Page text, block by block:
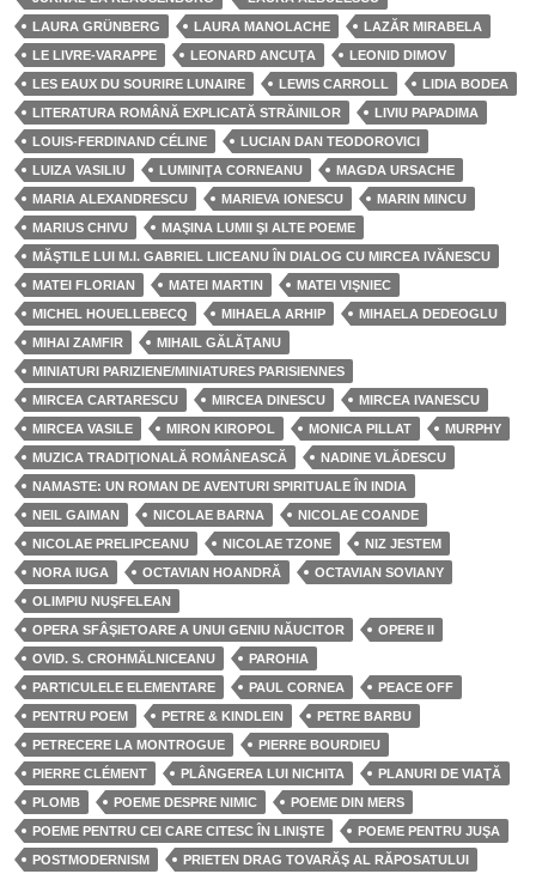
LAURA GRÜNBERG
LAURA MANOLACHE
LAZĂR MIRABELA
LE LIVRE-VARAPPE
LEONARD ANCUŢA
LEONID DIMOV
LES EAUX DU SOURIRE LUNAIRE
LEWIS CARROLL
LIDIA BODEA
LITERATURA ROMÂNĂ EXPLICATĂ STRĂINILOR
LIVIU PAPADIMA
LOUIS-FERDINAND CÉLINE
LUCIAN DAN TEODOROVICI
LUIZA VASILIU
LUMINIŢA CORNEANU
MAGDA URSACHE
MARIA ALEXANDRESCU
MARIEVA IONESCU
MARIN MINCU
MARIUS CHIVU
MAŞINA LUMII ŞI ALTE POEME
MĂŞTILE LUI M.I. GABRIEL LIICEANU ÎN DIALOG CU MIRCEA IVĂNESCU
MATEI FLORIAN
MATEI MARTIN
MATEI VIŞNIEC
MICHEL HOUELLEBECQ
MIHAELA ARHIP
MIHAELA DEDEOGLU
MIHAI ZAMFIR
MIHAIL GĂLĂŢANU
MINIATURI PARIZIENE/MINIATURES PARISIENNES
MIRCEA CARTARESCU
MIRCEA DINESCU
MIRCEA IVANESCU
MIRCEA VASILE
MIRON KIROPOL MONICA PILLAT
MURPHY
MUZICA TRADIŢIONALĂ ROMÂNEASCĂ
NADINE VLĂDESCU
NAMASTE: UN ROMAN DE AVENTURI SPIRITUALE ÎN INDIA
NEIL GAIMAN
NICOLAE BARNA
NICOLAE COANDE
NICOLAE PRELIPCEANU
NICOLAE TZONE
NIZ JESTEM
NORA IUGA
OCTAVIAN HOANDRĂ
OCTAVIAN SOVIANY
OLIMPIU NUŞFELEAN
OPERA SFÂŞIETOARE A UNUI GENIU NĂUCITOR
OPERE II
OVID. S. CROHMĂLNICEANU
PAROHIA
PARTICULELE ELEMENTARE
PAUL CORNEA
PEACE OFF
PENTRU POEM
PETRE & KINDLEIN
PETRE BARBU
PETRECERE LA MONTROGUE
PIERRE BOURDIEU
PIERRE CLÉMENT
PLÂNGEREA LUI NICHITA
PLANURI DE VIAŢĂ
PLOMB
POEME DESPRE NIMIC
POEME DIN MERS
POEME PENTRU CEI CARE CITESC ÎN LINIŞTE
POEME PENTRU JUŞA
POSTMODERNISM
PRIETEN DRAG TOVARĂŞ AL RĂPOSATULUI